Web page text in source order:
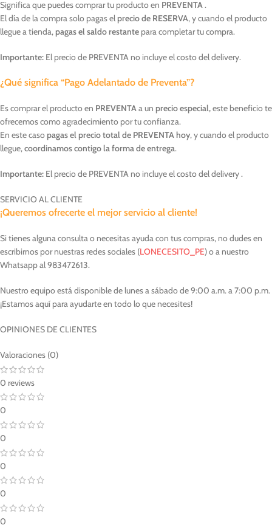
Significa que puedes comprar tu producto en PREVENTA.
El día de la compra solo pagas elprecio de RESERVA, y cuando el producto
llegue a tienda,pagas el saldo restante para completar tu compra.
Importante: El precio de PREVENTA no incluye el costo del delivery.
¿Qué significa “Pago Adelantado de Preventa”?
Es comprar el producto en PREVENTAa un precio especial,este beneficio te
ofrecemos como agradecimiento por tu confianza.
En este casopagas el precio total de PREVENTA hoy, y cuando el producto
llegue,coordinamos contigo la forma de entrega.
Importante: El precio de PREVENTA no incluye el costo del delivery .
SERVICIO AL CLIENTE
¡Queremos ofrecerte el mejor servicio al cliente!
Si tienes alguna consulta o necesitas ayuda con tus compras, no dudes en
escribirnos por nuestras redes sociales (LONECESITO_PE) o a nuestro
Whatsapp al 983472613.
Nuestro equipo está disponible de lunes a sábado de 9:00 a.m. a 7:00 p.m.
¡Estamos aquí para ayudarte en todo lo que necesites!
OPINIONES DE CLIENTES
Valoraciones (0)
0 reviews
0
0
0
0
0